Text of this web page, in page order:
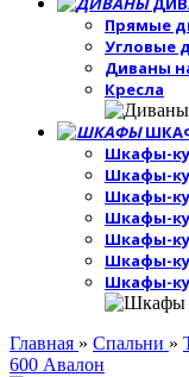
Прямые
Угловые
Диваны
Кресла
Шкафы-
Шкафы-
Шкафы-
Шкафы-
Шкафы-
Шкафы-
Шкафы-
Главная » Спальни »
600 Авалон